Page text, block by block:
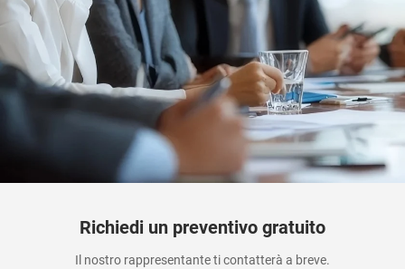
Richiedi un preventivo gratuito
Il nostro rappresentante ti contatterà a breve.